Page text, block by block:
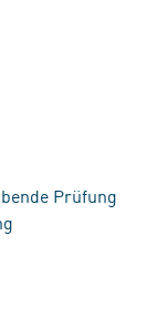
Prüfung